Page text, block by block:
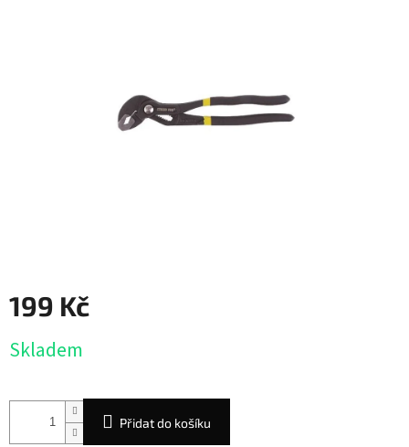
199 Kč
cena:
Skladem
Přidat do košíku